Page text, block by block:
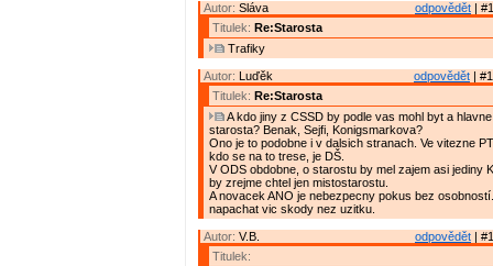
odpovědět |
Autor: Sláva
Titulek: Re:Starosta
Trafiky
odpovědět |
Autor: Luďěk
Titulek: Re:Starosta
A kdo jiny z CSSD by podle vas mohl byt a
starosta? Benak, Sejfi, Konigsmarkova?
Ono je to podobne i v dalsich stranach. Ve vitezne
kdo se na to trese, je DŠ.
V ODS obdobne, o starostu by mel zajem asi jediny
by zrejme chtel jen mistostarostu.
A novacek ANO je nebezpecny pokus bez
napachat vic skody nez uzitku.
odpovědět |
Autor: V.B.
Titulek: